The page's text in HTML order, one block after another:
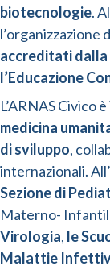
biotecnologie.
l’organizzazione
accreditati dalla
l’Educazione
L’ARNAS Civico
medicina
di sviluppo,
internazionali.
Sezione di
Materno-
Virologia, le
Malattie